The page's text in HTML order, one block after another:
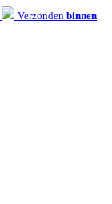
Verzonden binnen